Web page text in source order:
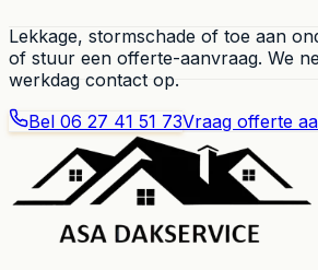
Lekkage, stormschade of toe aan
of stuur een offerte-aanvraag. We
werkdag contact op.
Bel 06 27 41 51 73Vraag offerte